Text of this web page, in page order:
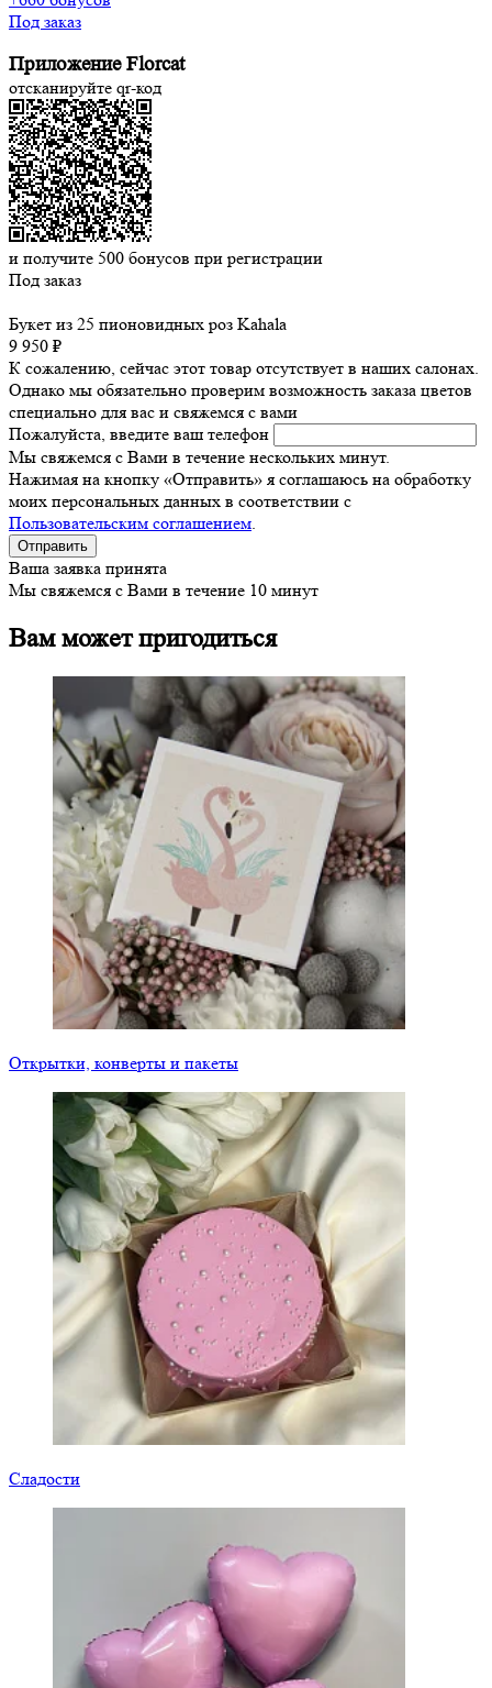
Под заказ
Приложение Florcat
отсканируйте qr-код
и получите 500 бонусов при регистрации
Под заказ
Букет из 25 пионовидных роз Kahala
9 950 ₽
К сожалению, сейчас этот товар отсутствует в наших салонах.
Однако мы обязательно проверим возможность заказа цветов
специально для вас и свяжемся с вами
Пожалуйста, введите ваш телефон
Мы свяжемся с Вами в течение нескольких минут.
Нажимая на кнопку «Отправить» я соглашаюсь на обработку
моих персональных данных в соответствии с
Пользовательским соглашением.
Ваша заявка принята
Мы свяжемся с Вами в течение 10 минут
Вам может пригодиться
Открытки, конверты и пакеты
Сладости